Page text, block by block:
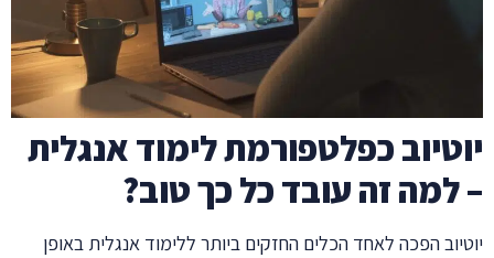
יוטיוב כפלטפורמת לימוד אנגלית
– למה זה עובד כל כך טוב?
יוטיוב הפכה לאחד הכלים החזקים ביותר ללימוד אנגלית באופן